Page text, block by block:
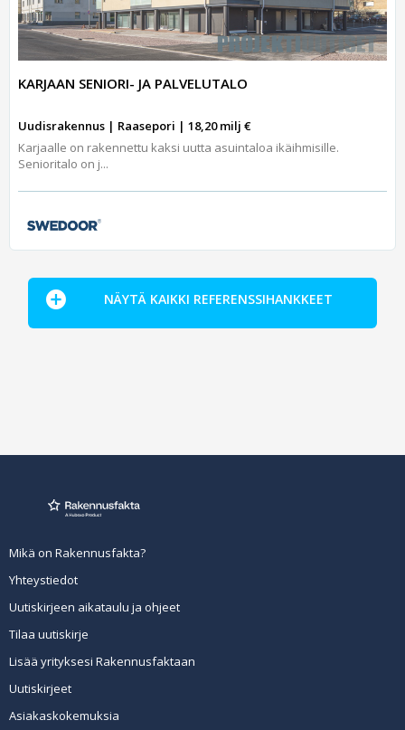
KARJAAN SENIORI- JA PALVELUTALO
Uudisrakennus | Raasepori | 18,20 milj €
Karjaalle on rakennettu kaksi uutta asuintaloa ikäihmisille.
Senioritalo on j...
NÄYTÄ KAIKKI REFERENSSIHANKKEET
Mikä on Rakennusfakta?
Yhteystiedot
Uutiskirjeen aikataulu ja ohjeet
Tilaa uutiskirje
Lisää yrityksesi Rakennusfaktaan
Uutiskirjeet
Asiakaskokemuksia